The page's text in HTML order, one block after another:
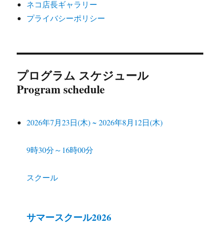
ネコ店長ギャラリー
プライバシーポリシー
プログラム スケジュール
Program schedule
2026年7月23日(木)~ 2026年8月12日(木)
9時30分～16時00分
スクール
サマースクール2026